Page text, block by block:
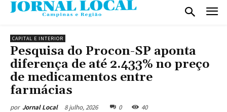
CAPITAL E INTERIOR
Pesquisa do Procon-SP aponta
diferença de até 2.433% no preço
de medicamentos entre
farmácias
por Jornal Local 8 julho, 2026 0 40